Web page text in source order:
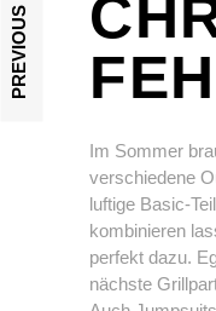
Im Sommer
verschiedene
luftige Basic-
kombinieren
perfekt dazu.
nächste